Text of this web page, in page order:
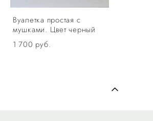
Вуалетка простая с
мушками. Цвет черный
1 700 pуб.